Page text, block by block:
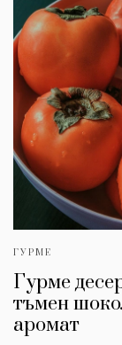
ГУРМЕ
Гурме
тъмен
аромат